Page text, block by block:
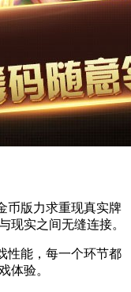
版力求重现真实牌
现实之间无缝连接。
能，每一个环节都
体验。